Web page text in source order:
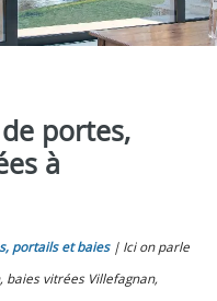
portes,
à
portails et baies
Ici on parle
baies vitrées Villefagnan,